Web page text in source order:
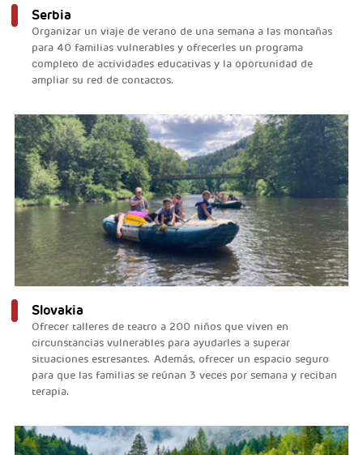
Serbia
Organizar un viaje de verano de una semana a las montañas
para 40 familias vulnerables y ofrecerles un programa
completo de actividades educativas y la oportunidad de
ampliar su red de contactos.
Slovakia
Ofrecer talleres de teatro a 200 niños que viven en
circunstancias vulnerables para ayudarles a superar
situaciones estresantes. Además, ofrecer un espacio seguro
para que las familias se reúnan 3 veces por semana y reciban
terapia.